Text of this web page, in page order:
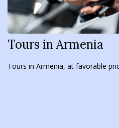
Tours in Armenia
Tours in Armenia, at favorable